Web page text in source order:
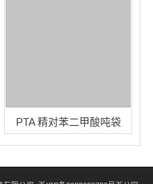
PTA 精对苯二甲酸吨袋